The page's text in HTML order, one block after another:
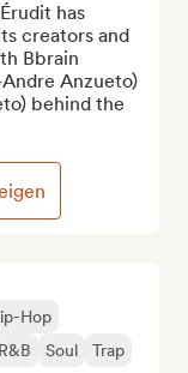
Hop
R&B Soul
Trap
has
creators and
Bbrain
Anzueto)
behind the